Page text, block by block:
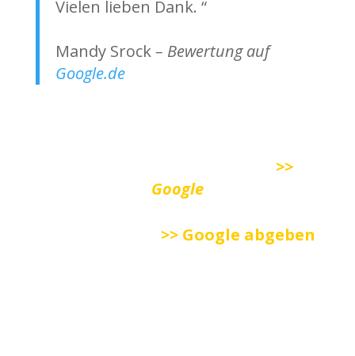
Vielen lieben Dank. “
Mandy Srock– Bewertung auf
Google.de
>>
Google
>> Google abgeben